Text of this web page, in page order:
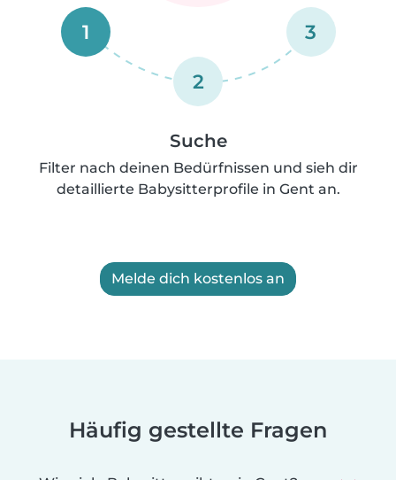
1
2
3
Suche
Filter nach deinen Bedürfnissen und sieh dir
detaillierte Babysitterprofile in Gent an.
Melde dich kostenlos an
Häufig gestellte Fragen